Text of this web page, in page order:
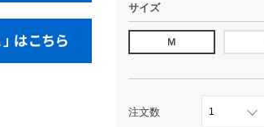
サイズ
Ｍ
注文数